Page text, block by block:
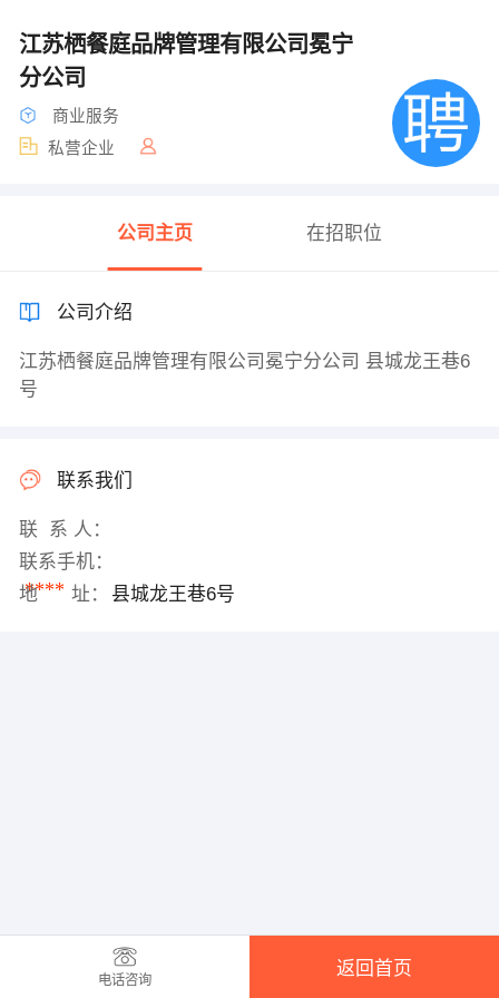
江苏栖餐庭品牌管理有限公司冕宁
分公司
商业服务
私营企业
公司主页 在招职位
公司介绍
江苏栖餐庭品牌管理有限公司冕宁分公司 县城龙王巷6
号
联系我们
联 系 人：
联系手机：
****
地 址： 县城龙王巷6号
电话咨询
返回首页